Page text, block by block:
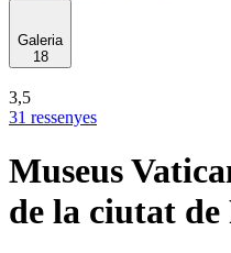
Galeria
18
3,5
31 ressenyes
Museus
de la ciutat de